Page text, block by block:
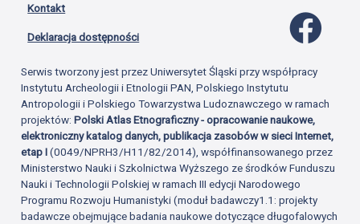
Kontakt
Deklaracja dostępności
Serwis tworzony jest przez Uniwersytet Śląski przy współpracy
Instytutu Archeologii i Etnologii PAN, Polskiego Instytutu
Antropologii i Polskiego Towarzystwa Ludoznawczego w ramach
projektów:Polski Atlas Etnograficzny - opracowanie naukowe,
elektroniczny katalog danych, publikacja zasobów w sieci Internet,
etap I(0049/NPRH3/H11/82/2014), współfinansowanego przez
Ministerstwo Nauki i Szkolnictwa Wyższego ze środków Funduszu
Nauki i Technologii Polskiej w ramach III edycji Narodowego
Programu Rozwoju Humanistyki (moduł badawczy1.1: projekty
badawcze obejmujące badania naukowe dotyczące długofalowych